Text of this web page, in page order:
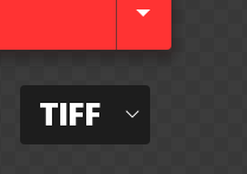
TIFF